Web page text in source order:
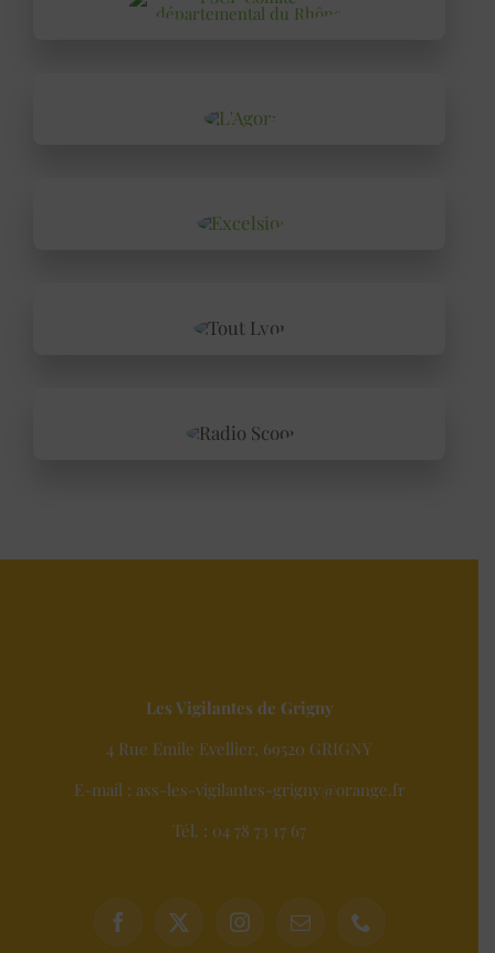
Les Vigilantes de Grigny
4 Rue Emile Evellier, 69520 GRIGNY
E-mail : ass-les-vigilantes-grigny@orange.fr
Tél. : 04 78 73 17 67